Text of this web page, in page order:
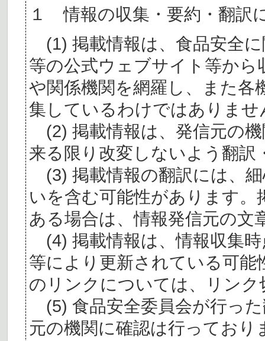
１ 情報の収集・要約・翻訳
(1) 掲載情報は、食品安全
等の公式ウェブサイト等か
や関係機関を網羅し、また各
集しているわけではありませ
(2) 掲載情報は、発信元の
来る限り改変しないよう翻訳
(3) 掲載情報の翻訳には、
いを含む可能性があります。
ある場合は、情報発信元の文
(4) 掲載情報は、情報収集
等により更新されている可
のリンクについては、リン
(5) 食品安全委員会が行っ
元の機関に確認は行っており